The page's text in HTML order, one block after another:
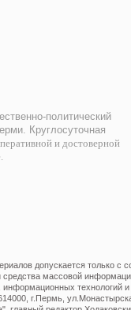
политический
Круглосуточная
и достоверной
допускается только с
средства массовой
технологий
г.Пермь,